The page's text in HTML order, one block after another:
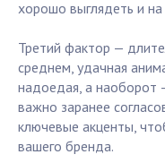
хорошо выглядеть и
Третий фактор —
среднем, удачная
надоедая, а наоборот
важно заранее
ключевые акценты,
вашего бренда.